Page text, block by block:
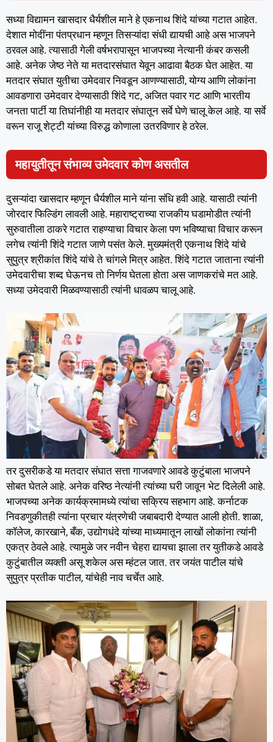
सध्या विद्यामन खासदार धैर्यशील माने हे एकनाथ शिंदे यांच्या गटात आहेत.
देशात मोदींना पंतप्रधान म्हणून तिसऱ्यांदा संधी द्यायची आहे अस भाजपने
ठरवल आहे. त्यासाठी गेली वर्षभरापासून भाजपच्या नेत्यानी कंबर कसली
आहे. अनेक जेष्ठ नेते या मतदारसंघात येवून आढावा बैठक घेत आहेत. या
मतदार संघात युतीचा उमेदवार निवडून आणण्यासाठी, योग्य आणि लोकांना
आवडणारा उमेदवार देण्यासाठी शिंदे गट, अजित पवार गट आणि भारतीय
जनता पार्टी या तिघांनीही या मतदार संघातून सर्वे घेणे चालू केल आहे. या सर्वे
वरून राजू शेट्टी यांच्या विरुद्ध कोणाला उतरविणार हे ठरेल.
महायुतीतून संभाव्य उमेदवार कोण असतील
दुसऱ्यांदा खासदार म्हणून धैर्यशील माने यांना संधि हवी आहे. यासाठी त्यांनी
जोरदार फिल्डिंग लावली आहे. महाराष्ट्राच्या राजकीय घडामोडीत त्यांनी
सुरुवातीला ठाकरे गटात राहण्याचा विचार केला पण भविष्याचा विचार करून
लगेच त्यांनी शिंदे गटात जाणे पसंत केले. मुख्यमंत्री एकनाथ शिंदे यांचे
सुपुत्र श्रीकांत शिंदे यांचे ते चांगले मित्र आहेत. शिंदे गटात जाताना त्यांनी
उमेदवारीचा शब्द घेऊनच तो निर्णय घेतला होता अस जाणकरांचे मत आहे.
सध्या उमेदवारी मिळवण्यासाठी त्यांनी धावळप चालू आहे.
तर दुसरीकडे या मतदार संघात सत्ता गाजवणारे आवडे कुटुंबाला भाजपने
सोबत घेतले आहे. अनेक वरिष्ठ नेत्यांनी त्यांच्या घरी जावून भेट दिलेली आहे.
भाजपच्या अनेक कार्यक्रमामध्ये त्यांचा सक्रिय सहभाग आहे. कर्नाटक
निवडणुकीतही त्यांना प्रचार यंत्रणेची जबाबदारी देण्यात आली होती. शाळा,
कॉलेज, कारखाने, बँक, उद्योगधंदे यांच्या माध्यमातून लाखों लोकांना त्यांनी
एकत्र ठेवले आहे. त्यामुळे जर नवीन चेहरा द्यायचा झाला तर युतीकडे आवडे
कुटुंबातील व्यक्ती असू शकेल अस म्हंटल जात. तर जयंत पाटील यांचे
सुपुत्र प्रतीक पाटील, यांचेही नाव चर्चेत आहे.